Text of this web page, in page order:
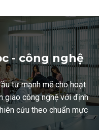
- công nghệ
tư mạnh mẽ cho hoạt
giao công nghệ với định
cứu theo chuẩn mực